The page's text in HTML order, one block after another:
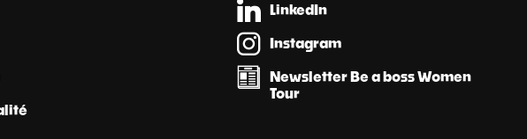
LinkedIn
Instagram
Newsletter Be a boss Women
Tour